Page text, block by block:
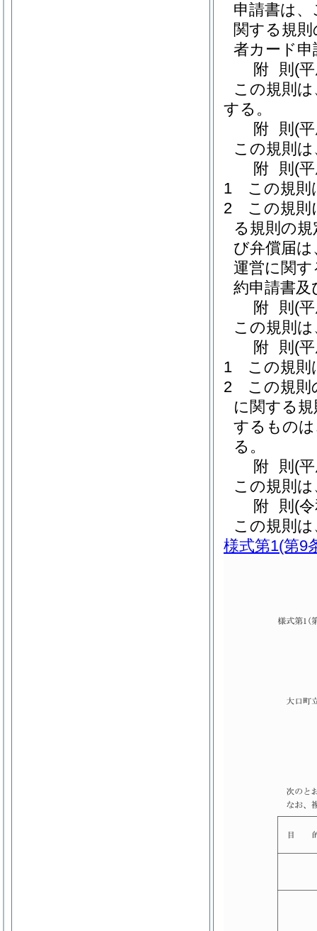
申請書は
関する規
者カード
附 則 (
この規則
する。
附 則 (
この規則
附 則 (
1
この規則
2
この規則
る規則の
び弁償届
運営に関
約申請書
附 則 (
この規則
附 則 (
1
この規則
2
この規則
に関する
するもの
る。
附 則 (
この規則
附 則 (
この規則
様式第1(第9